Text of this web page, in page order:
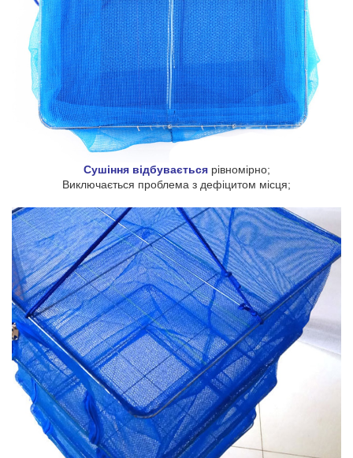
Сушіння відбуваєтьсярівномірно;
Виключається проблема з дефіцитом місця;